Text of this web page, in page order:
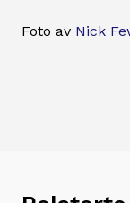
Foto av Nick